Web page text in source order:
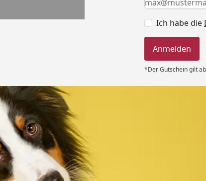
Ich habe die
Anmelden
*Der Gutschein gilt
immer super
Lieferung!!“